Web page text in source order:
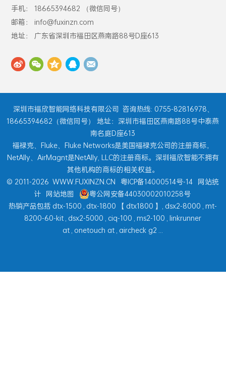
手机： 18665394682 （微信同号）
邮箱： info@fuxinzn.com
地址： 广东省深圳市福田区燕南路88号D座613
深圳市福欣智能网络科技有限公司 咨询热线: 0755-82816978、
18665394682（微信同号） 地址：深圳市福田区燕南路88号中泰燕
南名庭D座613
福禄克、Fluke、Fluke Networks是美国福禄克公司的注册商标，
NetAlly、AirMagnt是NetAlly, LLC的注册商标。深圳福欣智能不拥有
其他机构的商标的相关权益。
© 2011-2026 WWW.FUXINZN.CN 粤ICP备14000514号-14 网站统
计 网站地图
粤公网安备44030002010258号
热销产品包括 dtx-1500 , dtx-1800 【 dtx1800 】, dsx2-8000 , mt-
8200-60-kit , dsx2-5000 , ciq-100 , ms2-100 , linkrunner
at , onetouch at , aircheck g2 ...